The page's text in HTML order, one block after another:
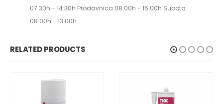
07:30h - 14:30h Prodavnica 08:00h - 15:00h Subota
08:00h - 13:00h
RELATED PRODUCTS